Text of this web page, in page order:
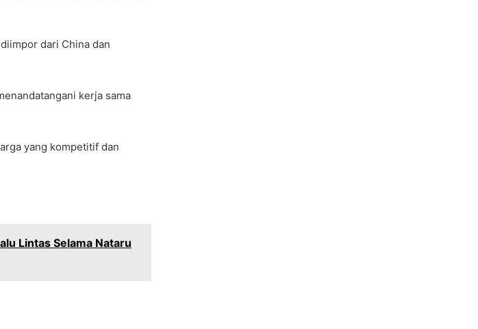
dari China dan
kerja sama
yang kompetitif dan
Lintas Selama Nataru